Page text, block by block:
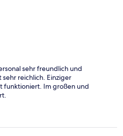
sehr freundlich und
reichlich. Einziger
funktioniert. Im großen und